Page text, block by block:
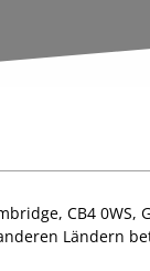
CB4 0WS,
Ländern